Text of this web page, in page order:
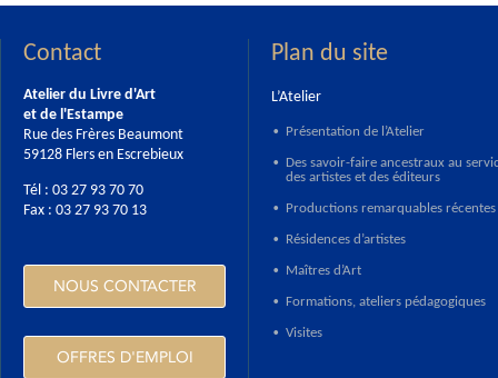
Contact
Atelier du Livre d'Art
et de l'Estampe
Rue des Frères Beaumont
59128 Flers en Escrebieux
Tél : 03 27 93 70 70
Fax : 03 27 93 70 13
NOUS CONTACTER
OFFRES D'EMPLOI
Plan du site
L’Atelier
• Présentation de l’Atelier
•
Des savoir-faire ancestraux au
des artistes et des éditeurs
• Productions remarquables récentes
• Résidences d’artistes
• Maîtres d’Art
• Formations, ateliers pédagogiques
• Visites